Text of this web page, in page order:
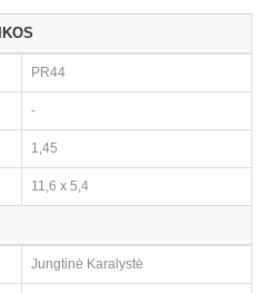
PR44
-
1,45
11,6 x 5,4
Jungtinė Karalystė